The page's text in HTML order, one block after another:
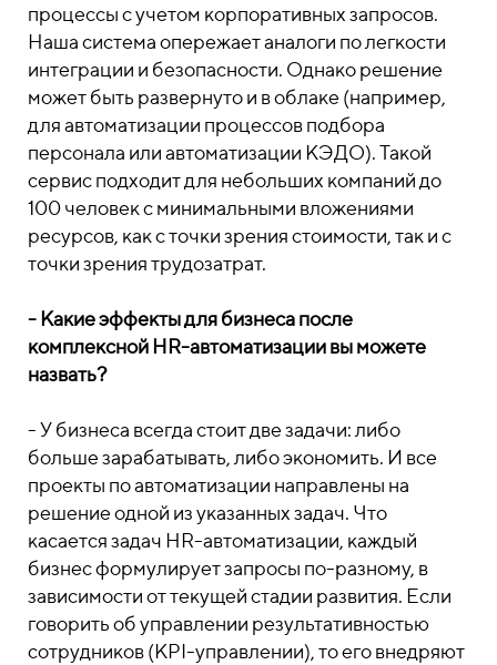
процессы с учетом корпоративных запросов.
Наша система опережает аналоги по легкости
интеграции и безопасности. Однако решение
может быть развернуто и в облаке (например,
для автоматизации процессов подбора
персонала или автоматизации КЭДО). Такой
сервис подходит для небольших компаний до
100 человек с минимальными вложениями
ресурсов, как с точки зрения стоимости, так и с
точки зрения трудозатрат.
- Какие эффекты для бизнеса после
комплексной HR-автоматизации вы можете
назвать?
- У бизнеса всегда стоит две задачи: либо
больше зарабатывать, либо экономить. И все
проекты по автоматизации направлены на
решение одной из указанных задач. Что
касается задач HR-автоматизации, каждый
бизнес формулирует запросы по-разному, в
зависимости от текущей стадии развития. Если
говорить об управлении результативностью
сотрудников (KPI-управлении), то его внедряют